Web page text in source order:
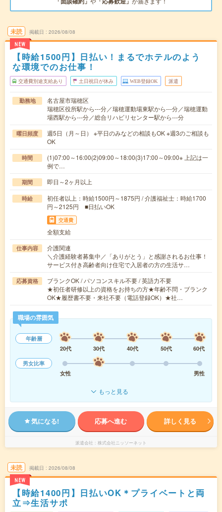
未読
NEW
掲載日 2026/08/08
【時給1500円】日払い！まるでホテルのよう
な環境でのお仕事！
交通費別途支給あり 土日祝日が休み WEB登録OK 派遣
勤務地
名古屋市瑞穂区
瑞穂区役所駅から---分／瑞穂運動場東駅から---分／瑞穂運動
場西駅から---分／総合リハビリセンター駅から---分
曜日頻度
週5日（月～日） ※平日のみなどの相談もOK ※週3のご相談も
OK
時間
(1)07:00～16:00(2)09:00～18:00(3)17:00～09:00※ 上記は一
例で…
期間 即日～2ヶ月以上
時給
初任者以上：時給1500円～1875円 / 介護福祉士：時給1700
円～2125円 ■日払いOK
交通費
全額支給
仕事内容
介護関連
＼介護経験者募集中／「ありがとう」と感謝されるお仕事！
サービス付き高齢者向け住宅で入居者の方の生活サ…
応募資格
ブランクOK / パソコンスキル不要 / 英語力不要
★初任者研修以上の資格をお持ちの方★年齢不問・ブランク
OK★履歴書不要・来社不要（電話登録OK）★社…
職場の雰囲気
年齢層
20代
30代 40代 50代
60代
男女比率
女性
男性
もっと見る
気になる! 応募へ進む 詳しく見る
派遣会社 株式会社ニッソーネット
未読
NEW
掲載日 2026/08/08
【時給1400円】日払いOK＊プライベートと両
立⇒生活サポ